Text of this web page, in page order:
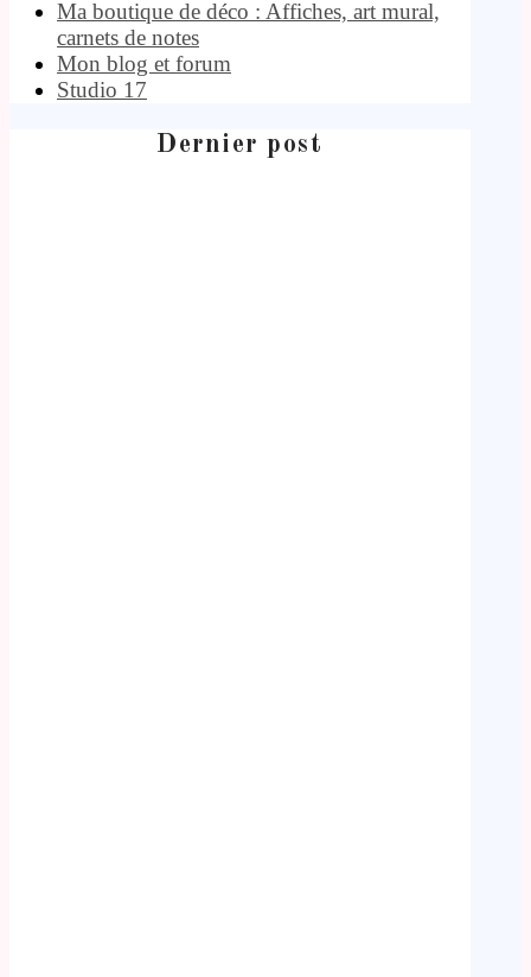
Ma boutique de déco : Affiches, art mural,
carnets de notes
Mon blog et forum
Studio 17
Dernier post